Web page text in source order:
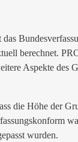
berechnet.
Aspekte
die Höhe der
wurden.